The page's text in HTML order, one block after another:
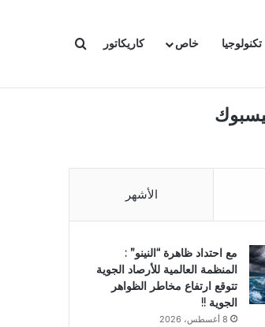
تكنولوجيا خاص كاريكاتور بحث عن
الأشهر
مع احتداد ظاهرة “النينو” :
المنظمة العالمية للأرصاد الجوية
تتوقع ارتفاع مخاطر الظواهر
الجوية !!
8 أغسطس، 2026